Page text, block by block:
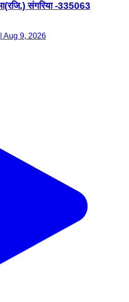
संगरिया -335063
Aug 9, 2026